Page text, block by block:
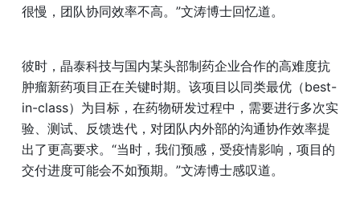
很慢，团队协同效率不高。”文涛博士回忆道。
彼时，晶泰科技与国内某头部制药企业合作的高难度抗
肿瘤新药项目正在关键时期。该项目以同类最优（best-
in-class）为目标，在药物研发过程中，需要进行多次实
验、测试、反馈迭代，对团队内外部的沟通协作效率提
出了更高要求。“当时，我们预感，受疫情影响，项目的
交付进度可能会不如预期。”文涛博士感叹道。